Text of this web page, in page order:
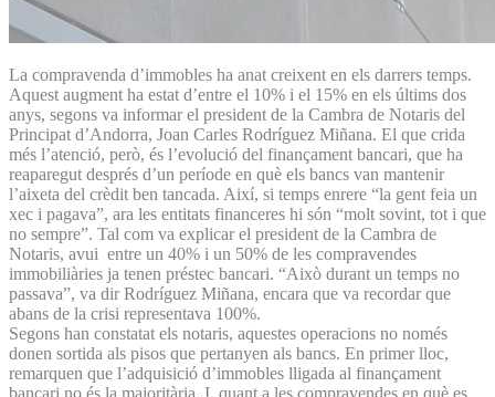
La compravenda d’immobles ha anat creixent en els darrers temps.
Aquest augment ha estat d’entre el 10% i el 15% en els últims dos
anys, segons va informar el president de la Cambra de Notaris del
Principat d’Andorra, Joan Carles Rodríguez Miñana. El que crida
més l’atenció, però, és l’evolució del finançament bancari, que ha
reaparegut després d’un període en què els bancs van mantenir
l’aixeta del crèdit ben tancada. Així, si temps enrere “la gent feia un
xec i pagava”, ara les entitats financeres hi són “molt sovint, tot i que
no sempre”. Tal com va explicar el president de la Cambra de
Notaris, avui entre un 40% i un 50% de les compravendes
immobiliàries ja tenen préstec bancari. “Això durant un temps no
passava”, va dir Rodríguez Miñana, encara que va recordar que
abans de la crisi representava 100%.
Segons han constatat els notaris, aquestes operacions no només
donen sortida als pisos que pertanyen als bancs. En primer lloc,
remarquen que l’adquisició d’immobles lligada al finançament
bancari no és la majoritària. I, quant a les compravendes en què es